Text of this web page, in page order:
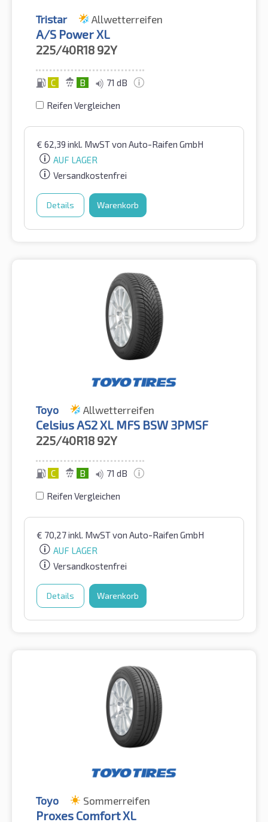
Tristar Allwetterreifen
A/S Power XL
225/40R18 92Y
C B 71 dB
Reifen Vergleichen
€ 62,39 inkl. MwSTvon Auto-Raifen GmbH
AUF LAGER
Versandkostenfrei
Details Warenkorb
Toyo Allwetterreifen
Celsius AS2 XL MFS BSW 3PMSF
225/40R18 92Y
C B 71 dB
Reifen Vergleichen
€ 70,27inkl. MwSTvon Auto-Raifen GmbH
AUF LAGER
Versandkostenfrei
Details Warenkorb
Toyo Sommerreifen
Proxes Comfort XL